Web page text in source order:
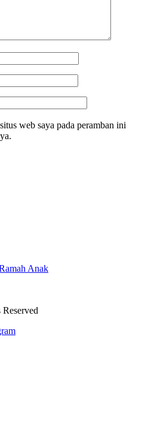
web saya pada peramban ini
Anak